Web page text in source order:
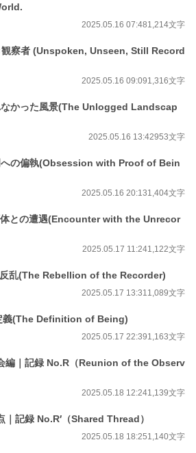
2025.05.16 07:481,214文字
観察者 (Unspoken, Unseen, Still Record
2025.05.16 09:091,316文字
かった風景(The Unlogged Landscap
2025.05.16 13:42953文字
への偏執(Obsession with Proof of Bein
2025.05.16 20:131,404文字
体との遭遇(Encounter with the Unrecor
2025.05.17 11:241,122文字
反乱(The Rebellion of the Recorder)
2025.05.17 13:311,089文字
義(The Definition of Being)
2025.05.17 22:391,163文字
編｜記録 No.R（Reunion of the Observ
2025.05.18 12:241,139文字
記録 No.R′（Shared Thread）
2025.05.18 18:251,140文字